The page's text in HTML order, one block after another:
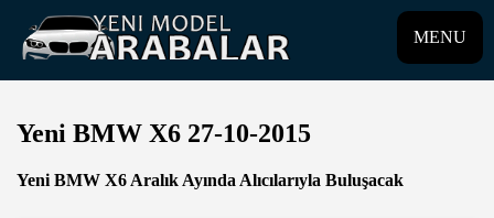
MENU
Yeni BMW X6 27-10-2015
Yeni BMW X6 Aralık Ayında Alıcılarıyla Buluşacak